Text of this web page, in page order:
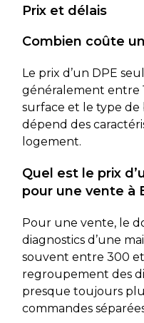
Prix et délais
Combien coûte
Le prix d’un DPE
généralement entre
surface et le type de
dépend des
logement.
Quel est le prix
pour une vente à
Pour une vente, le
diagnostics d’une
souvent entre 300
regroupement des
presque toujours
commandes